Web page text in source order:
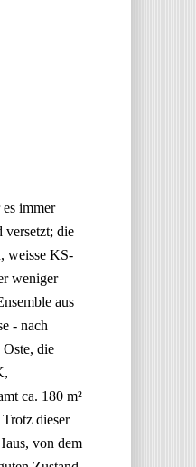
immer
die
weisse KS-
weniger
aus
- nach
die
ca. 180 m²
dieser
von dem